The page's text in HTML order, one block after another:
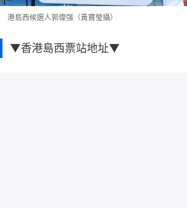
港島西候選人郭偉强（黃寶瑩攝）
▼香港島西票站地址▼